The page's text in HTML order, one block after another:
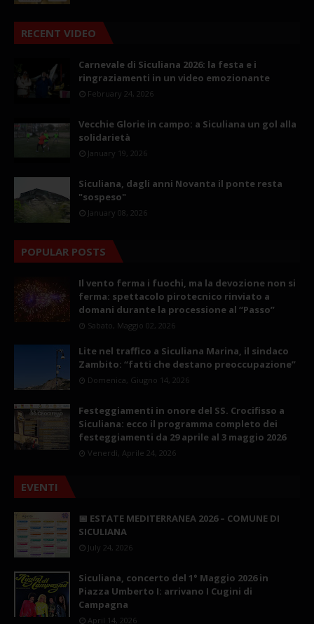
RECENT VIDEO
Carnevale di Siculiana 2026: la festa e i
ringraziamenti in un video emozionante
February 24, 2026
Vecchie Glorie in campo: a Siculiana un gol alla
solidarietà
January 19, 2026
Siculiana, dagli anni Novanta il ponte resta
"sospeso"
January 08, 2026
POPULAR POSTS
Il vento ferma i fuochi, ma la devozione non si
ferma: spettacolo pirotecnico rinviato a
domani durante la processione al “Passo”
Sabato, Maggio 02, 2026
Lite nel traffico a Siculiana Marina, il sindaco
Zambito: “fatti che destano preoccupazione”
Domenica, Giugno 14, 2026
Festeggiamenti in onore del SS. Crocifisso a
Siculiana: ecco il programma completo dei
festeggiamenti da 29 aprile al 3 maggio 2026
Venerdì, Aprile 24, 2026
EVENTI
📅 ESTATE MEDITERRANEA 2026 – COMUNE DI
SICULIANA
July 24, 2026
Siculiana, concerto del 1° Maggio 2026 in
Piazza Umberto I: arrivano I Cugini di
Campagna
April 14, 2026